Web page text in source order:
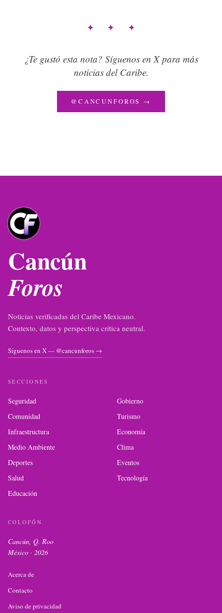
✦ ✦ ✦
¿Te gustó esta nota? Síguenos en X para más
noticias del Caribe.
@CANCUNFOROS →
Cancún
Foros
Noticias verificadas del Caribe Mexicano.
Contexto, datos y perspectiva crítica neutral.
Síguenos en X — @cancunforos →
SECCIONES
Seguridad
Gobierno
Comunidad
Turismo
Infraestructura
Economía
Medio Ambiente
Clima
Deportes
Eventos
Salud
Tecnología
Educación
COLOFÓN
Cancún, Q. Roo
México · 2026
Acerca de
Contacto
Aviso de privacidad